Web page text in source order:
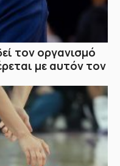
τον οργανισμό
με αυτόν τον